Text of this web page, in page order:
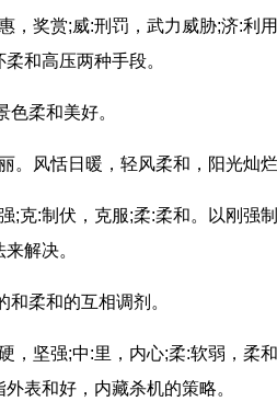
奖赏;威:刑罚，武力威胁;济:利用
和高压两种手段。
柔和美好。
风恬日暖，轻风柔和，阳光灿烂
:制伏，克服;柔:柔和。以刚强
解决。
柔和的互相调剂。
坚强;中:里，内心;柔:软弱，柔和
表和好，内藏杀机的策略。